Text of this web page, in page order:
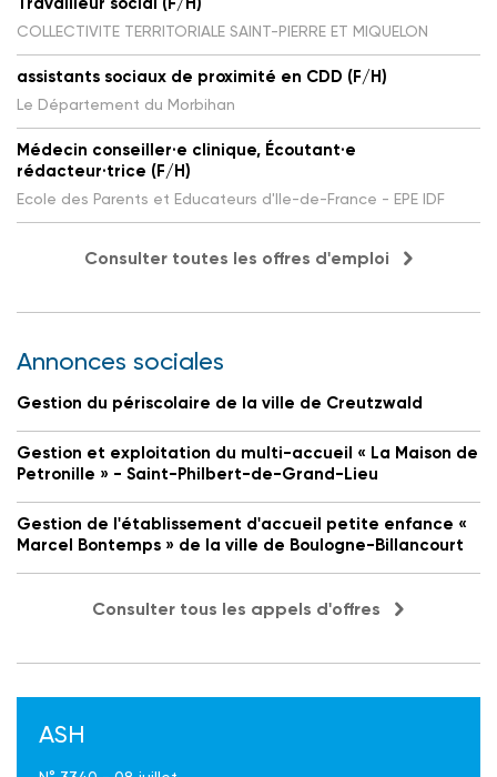
COLLECTIVITE TERRITORIALE SAINT-PIERRE ET MIQUELON
assistants sociaux de proximité en CDD (F/H)
Le Département du Morbihan
Médecin conseiller·e clinique, Écoutant·e
rédacteur·trice (F/H)
Ecole des Parents et Educateurs d'Ile-de-France - EPE IDF
Consulter toutes les offres d'emploi
Annonces sociales
Gestion du périscolaire de la ville de Creutzwald
Gestion et exploitation du multi-accueil « La Maison de
Petronille » - Saint-Philbert-de-Grand-Lieu
Gestion de l'établissement d'accueil petite enfance «
Marcel Bontemps » de la ville de Boulogne-Billancourt
Consulter tous les appels d'offres
ASH